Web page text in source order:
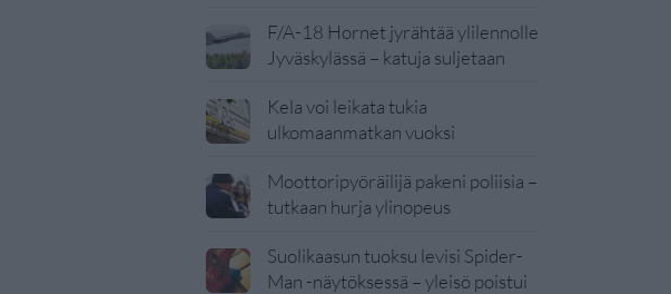
F/A-18 Hornet jyrähtää ylilennolle
Jyväskylässä – katuja suljetaan
Kela voi leikata tukia
ulkomaanmatkan vuoksi
Moottoripyöräilijä pakeni poliisia –
tutkaan hurja ylinopeus
Suolikaasun tuoksu levisi Spider-
Man -näytöksessä – yleisö poistui